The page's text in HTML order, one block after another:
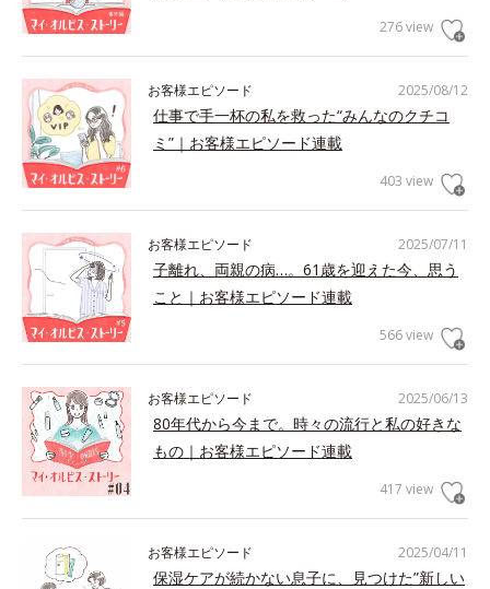
276 view
2025/08/12
お客様エピソード
仕事で手一杯の私を救った“みんなのクチコ
ミ”｜お客様エピソード連載
403 view
2025/07/11
お客様エピソード
子離れ、両親の病…。61歳を迎えた今、思う
こと｜お客様エピソード連載
566 view
2025/06/13
お客様エピソード
80年代から今まで。時々の流行と私の好きな
もの｜お客様エピソード連載
417 view
2025/04/11
お客様エピソード
保湿ケアが続かない息子に、見つけた”新しい